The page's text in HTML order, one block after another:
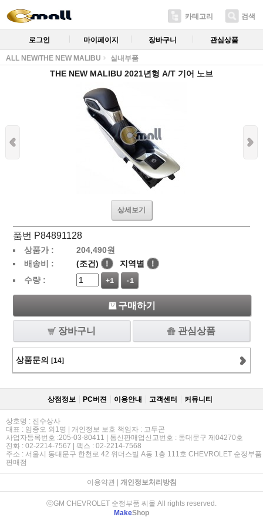
카테고리 검색
로그인 마이페이지 장바구니 관심상품
ALL NEW/THE NEW MALIBU 실내부품
THE NEW MALIBU 2021년형 A/T 기어 노브
상세보기
품번 P84891128
상품가 : 204,490원
배송비 :
(조건) ! 지역별
!
수량 :
+1 -1
구매하기
장바구니 관심상품
상품문의 [14]
상점정보 PC버젼 이용안내 고객센터 커뮤니티
상호명 : 진수상사
대표 : 임종오 외1명 | 개인정보 보호 책임자 : 고두곤
사업자등록번호 :205-03-80411 | 통신판매업신고번호 : 동대문구 제04270호
전화 : 02-2214-7567 | 팩스 : 02-2214-7568
주소 : 서울시 동대문구 한천로 42 위더스빌 A동 1층 111호 CHEVROLET 순정부품
판매점
이용약관| 개인정보처리방침
ⓒGM CHEVROLET 순정부품 씨몰 All rights reserved.
MakeShop